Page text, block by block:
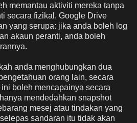
memantau aktiviti mereka tanpa
secara fizikal. Google Drive
yang serupa: jika anda boleh log
akaun peranti, anda boleh
anda menghubungkan dua
orang lain, secara
boleh mencapainya secara
mendedahkan snapshot
mesej atau tindakan yang
sandaran itu tidak akan